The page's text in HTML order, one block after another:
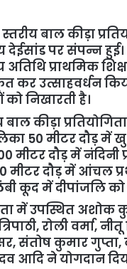
बाल कीड़ा
देईसांड पर संपन्न
अतिथि प्राथमिक
कर उत्साहवर्धन
को निखारती है।
बाल कीड़ा
50 मीटर दौड़
मीटर दौड़ में
मीटर दौड़ में आंचल
कूद में दीपांजलि को
में उपस्थित अशोक
रोली वर्मा,
संतोष कुमार गुप्ता,
आदि ने योगदान